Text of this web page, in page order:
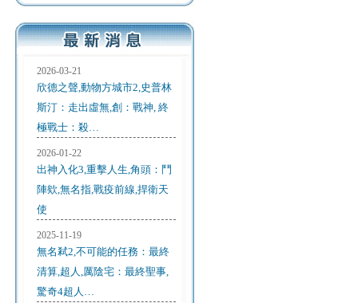
2026-03-21
欣德之聲,動物方城市2,史普林
斯汀：走出虛無,創：戰神, 終
極戰士：殺…
2026-01-22
出神入化3,重擊人生,角頭：鬥
陣欸,無名指,戰疫前線,捍衛天
使
2025-11-19
無名弒2,不可能的任務：最終
清算,超人,厲陰宅：最終聖事,
驚奇4超人…